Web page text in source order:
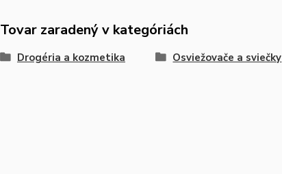
Tovar zaradený v kategóriách
Drogéria a kozmetika Osviežovače a sviečky